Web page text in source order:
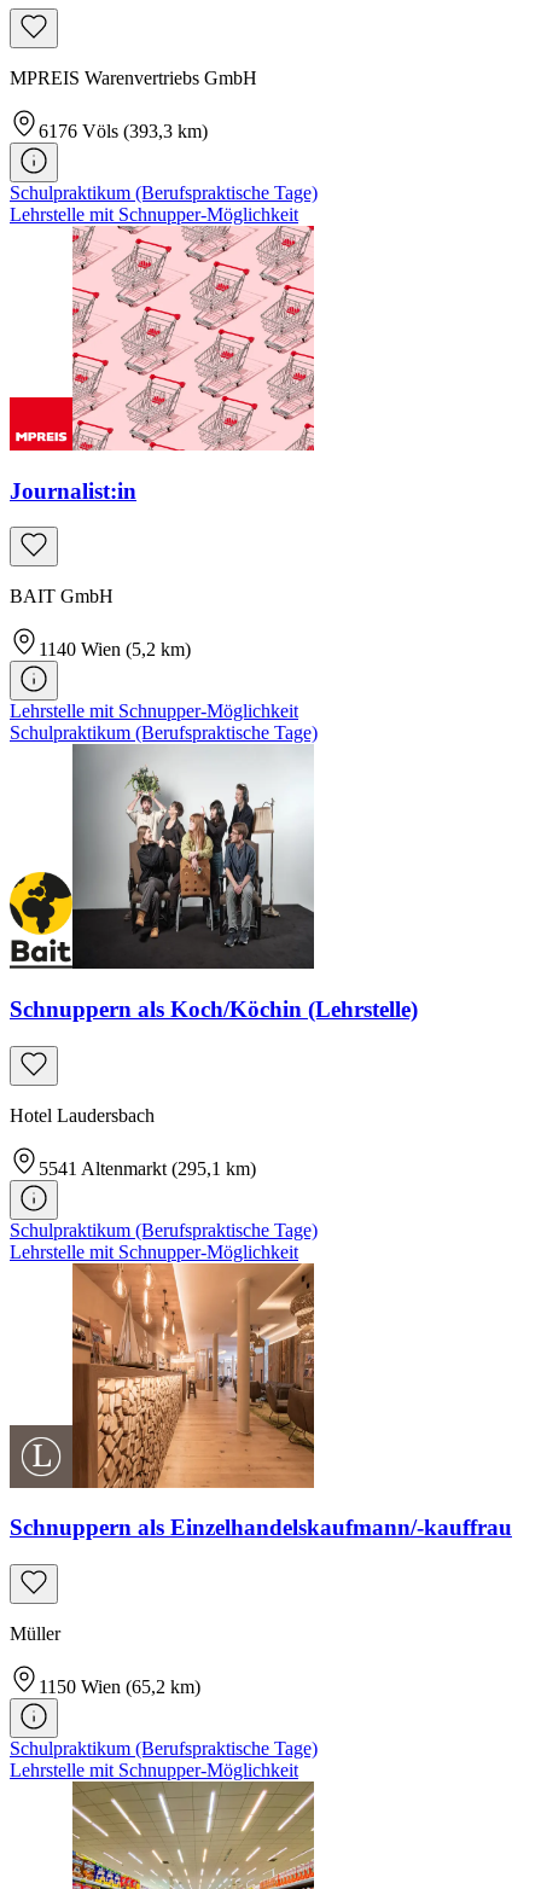
MPREIS Warenvertriebs GmbH
6176 Völs (393,3 km)
Schulpraktikum (Berufspraktische Tage)
Lehrstelle mit Schnupper-Möglichkeit
Journalist:in
BAIT GmbH
1140 Wien (5,2 km)
Lehrstelle mit Schnupper-Möglichkeit
Schulpraktikum (Berufspraktische Tage)
Schnuppern als Koch/Köchin (Lehrstelle)
Hotel Laudersbach
5541 Altenmarkt (295,1 km)
Schulpraktikum (Berufspraktische Tage)
Lehrstelle mit Schnupper-Möglichkeit
Schnuppern als Einzelhandelskaufmann/-kauffrau
Müller
1150 Wien (65,2 km)
Schulpraktikum (Berufspraktische Tage)
Lehrstelle mit Schnupper-Möglichkeit